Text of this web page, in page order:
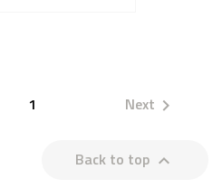
1 Next 
Back to top 